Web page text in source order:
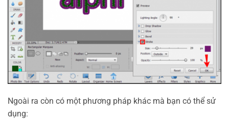
Ngoài ra còn có một phương pháp khác mà bạn có thể sử
dụng: